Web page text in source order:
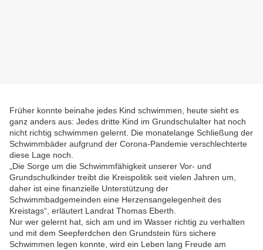
Früher konnte beinahe jedes Kind schwimmen, heute sieht es
ganz anders aus: Jedes dritte Kind im Grundschulalter hat noch
nicht richtig schwimmen gelernt. Die monatelange Schließung der
Schwimmbäder aufgrund der Corona-Pandemie verschlechterte
diese Lage noch.
„Die Sorge um die Schwimmfähigkeit unserer Vor- und
Grundschulkinder treibt die Kreispolitik seit vielen Jahren um,
daher ist eine finanzielle Unterstützung der
Schwimmbadgemeinden eine Herzensangelegenheit des
Kreistags“, erläutert Landrat Thomas Eberth.
Nur wer gelernt hat, sich am und im Wasser richtig zu verhalten
und mit dem Seepferdchen den Grundstein fürs sichere
Schwimmen legen konnte, wird ein Leben lang Freude am